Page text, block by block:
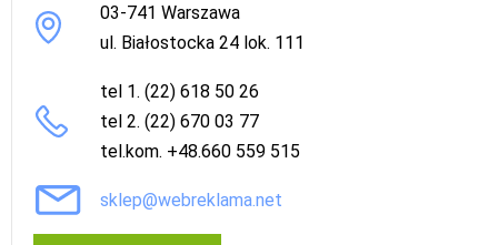
03-741 Warszawa
ul. Białostocka 24 lok. 111
tel 1. (22) 618 50 26
tel 2. (22) 670 03 77
tel.kom. +48.660 559 515
sklep@webreklama.net